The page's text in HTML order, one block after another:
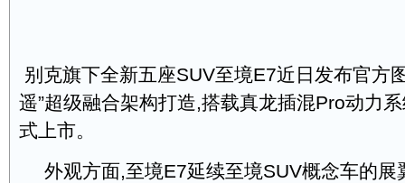
别克旗下全新五座SUV至境E7近日发布官方
遥”超级融合架构打造,搭载真龙插混Pro动力
式上市。
外观方面,至境E7延续至境SUV概念车的展